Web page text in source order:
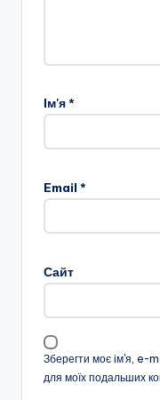
Ім'я*
Email *
Сайт
Зберегти моє ім'я, e-
для моїх подальших